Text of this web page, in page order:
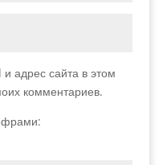
адрес сайта в этом
комментариев.